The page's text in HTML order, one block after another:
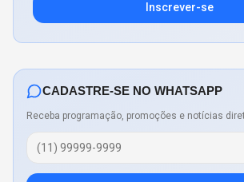
Inscrever-se
CADASTRE-SE NO WHATSAPP
Receba programação, promoções e notícias